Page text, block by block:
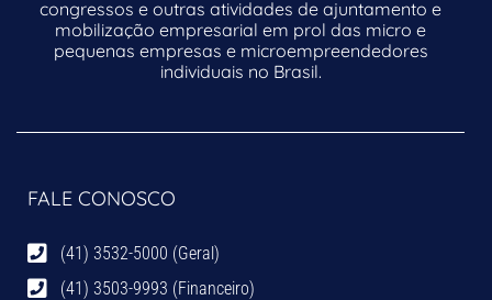
congressos e outras atividades de ajuntamento e
mobilização empresarial em prol das micro e
pequenas empresas e microempreendedores
individuais no Brasil.
FALE CONOSCO
(41) 3532-5000 (Geral)
(41) 3503-9993 (Financeiro)